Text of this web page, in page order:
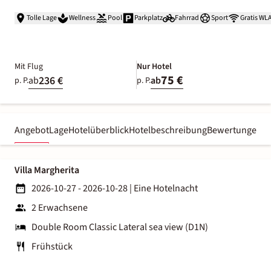
Tolle Lage Wellness Pool Parkplatz Fahrrad Sport Gratis
Mit Flug
p. P.ab236 €
Nur Hotel
p. P.ab75 €
AngebotLageHotelüberblickHotelbeschreibungBewertungen
Villa Margherita
2026-10-27 - 2026-10-28| Eine Hotelnacht
2 Erwachsene
Double Room Classic Lateral sea view (D1N)
Frühstück